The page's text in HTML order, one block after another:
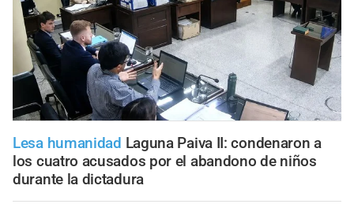
Lesa humanidad Laguna Paiva II: condenaron a
los cuatro acusados por el abandono de niños
durante la dictadura